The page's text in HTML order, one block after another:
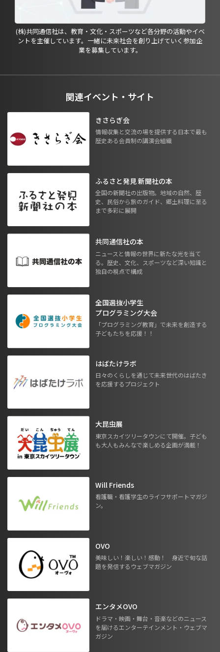
(株)共同通信社は、教育・文化・スポーツなど各分野の活動やイベ
ントを主催しています。一緒に未来社会を創り上げていく参加企
業を募集しています。
関連イベント・サイト
きさらぎ会
情報収集と交流の場を提供する日本で最も
歴史ある会員制の講演会組織
ふるさと発見 新聞社の本
全国の新聞社の出版物。地域の自然、歴
史、民俗から旅のガイド、郷土料理に至る
まで多彩に展開
共同通信社の本
ニュースと情報の世界に新たな光を当て
る。歴史、文化、スポーツなど深い知識と
独自の視点で構成
全国選抜小学生
プログラミング大会
「プログラミング教育」で未来を創造する
子どもたちを応援！！
はばたけラボ
日々のくらしを通じて未来世代のはばたき
を応援するプロジェクト
大昆虫展
東京スカイツリータウンにて開催。子ども
も大人もみんなで楽しめる企画が満載！
Will Friends
看護職・看護学生のライフサポートマガジ
ン。
OVO
美味しい！楽しい！感動！ 身近で旬な話
題を発信するウェブマガジン
エンタメOVO
ドラマ・映画・舞台・音楽などのニュース
を届けるエンターテインメント・ウェブマ
ガジン